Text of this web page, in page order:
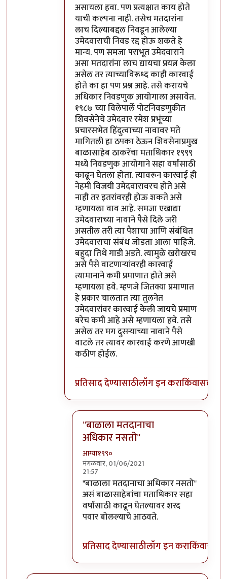
असायला हवा. पण प्रत्यक्षात काय होते
याची कल्पना नाही. तसेच मतदारांना
लाच दिल्याबद्दल निवडून आलेल्या
उमेदवाराची निवड रद्द होऊ शकते हे
मान्य. पण समजा पराभूत उमेदवाराने
असा मतदारांना लाच द्यायचा प्रयत्न केला
असेल तर त्याच्याविरूध्द काही कारवाई
होते का हा पण प्रश्न आहे. तसे करायचे
अधिकार निवडणुक आयोगाला असावेत.
१९८७ च्या विलेपार्ले पोटनिवडणुकीत
शिवसेनेचे उमेदवार रमेश प्रभूंच्या
प्रचारसभेत हिंदुत्वाच्या नावावर मते
मागितली हा ठपका ठेऊन शिवसेनाप्रमुख
बाळासाहेब ठाकरेंचा मताधिकार १९९९
मध्ये निवडणुक आयोगाने सहा वर्षांसाठी
काढून घेतला होता. त्यावरून कारवाई ही
नेहमी विजयी उमेदवारावरच होते असे
नाही तर इतरांवरही होऊ शकते असे
म्हणायला वाव आहे. समजा एखाद्या
उमेदवाराच्या नावाने पैसे दिले जरी
असतील तरी त्या पैशाचा आणि संबंधित
उमेदवाराचा संबंध जोडता आला पाहिजे.
बहुदा तिथे गाडी अडते. त्यामुळे खरोखरच
असे पैसे वाटणार्‍यांवरही कारवाई
त्यामानाने कमी प्रमाणात होते असे
म्हणायला हवे. म्हणजे जितक्या प्रमाणात
हे प्रकार चालतात त्या तुलनेत
उमेदवारांवर कारवाई केली जायचे प्रमाण
बरेच कमी आहे असे म्हणायला हवे. तसे
असेल तर मग दुसर्‍याच्या नावाने पैसे
वाटले तर त्यावर कारवाई करणे आणखी
कठीण होईल.
प्रतिसाद देण्यासाठीलॉग इन कराकिंवासदस्य
"बाळाला मतदानाचा
अधिकार नसतो"
आग्या१९९०
मंगळवार, 01/06/2021
21:57
In reply toकारवाईbyचंद्रसूर्यकुमार
"बाळाला मतदानाचा अधिकार नसतो"
असं बाळासाहेबांचा मताधिकार सहा
वर्षांसाठी काढून घेतल्यावर शरद
पवार बोलल्याचे आठवते.
प्रतिसाद देण्यासाठीलॉग इन कराकिंवा